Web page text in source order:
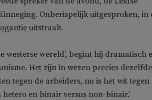
Onberispelijk uitgesproken, in
uitstraalt.
westerse wereld’, begint hij dramatisch
Het zijn in wezen precies dezelfde
tegen de arbeiders, nu is het wit tegen
en binair versus non-binair.’